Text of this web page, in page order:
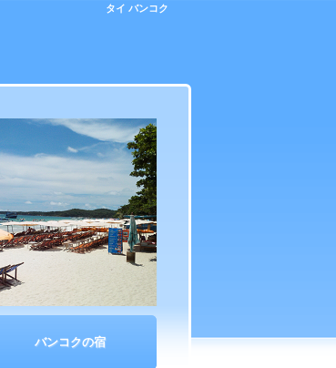
タイ バンコク
バンコクの宿